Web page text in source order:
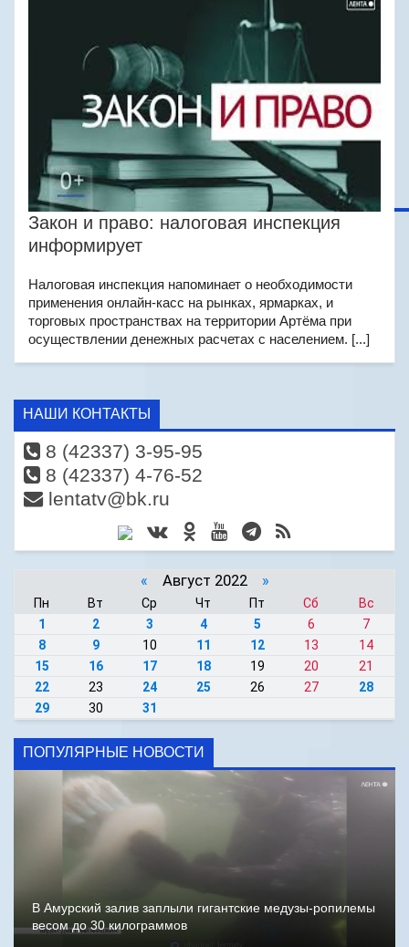
Закон и право: налоговая инспекция
информирует
Налоговая инспекция напоминает о необходимости
применения онлайн-касс на рынках, ярмарках, и
торговых пространствах на территории Артёма при
осуществлении денежных расчетах с населением. [...]
НАШИ КОНТАКТЫ
8 (42337) 3-95-95
8 (42337) 4-76-52
lentatv@bk.ru
« Август 2022 »
Пн Вт Ср Чт Пт Сб
Вс
1
2 3 4 5 6
7
8
9 10 11 12 13
14
15
16 17 18 19 20
21
22
23 24 25 26 27
28
29
30 31
ПОПУЛЯРНЫЕ НОВОСТИ
В Амурский залив заплыли гигантские медузы-ропилемы
весом до 30 килограммов